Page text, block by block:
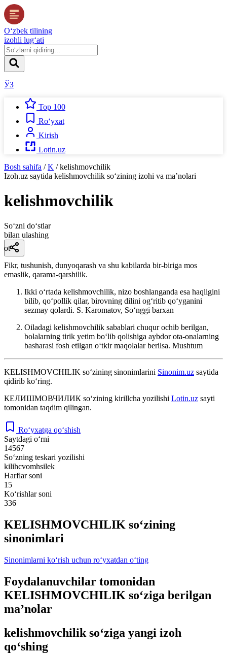
O‘zbek tilining
izohli lug‘ati
ЎЗ
Top 100
Ro‘yxat
Kirish
Lotin.uz
Bosh sahifa / K / kelishmovchilik
Izoh.uz saytida kelishmovchilik so‘zining izohi va ma’nolari
kelishmovchilik
So‘zni do‘stlar
bilan ulashing
ot
Fikr, tushunish, dunyoqarash va shu kabilarda bir-biriga mos
emaslik, qarama-qarshilik.
Ikki oʻrtada kelishmovchilik, nizo boshlanganda esa haqligini
bilib, qoʻpollik qilar, birovning dilini ogʻritib qoʻyganini
sezmay qolardi. S. Karomatov, Soʻnggi barxan
Oiladagi kelishmovchilik sabablari chuqur ochib berilgan,
bolalarning tirik yetim boʻlib qolishiga aybdor ota-onalarning
basharasi fosh etilgan oʻtkir maqolalar berilsa. Mushtum
KELISHMOVCHILIK so‘zining sinonimlarini Sinonim.uz saytida
qidirib ko‘ring.
КЕЛИШМОВЧИЛИК so‘zining kirillcha yozilishi Lotin.uz sayti
tomonidan taqdim qilingan.
Ro‘yxatga qo‘shish
Saytdagi o‘rni
14567
So‘zning teskari yozilishi
kilihcvomhsilek
Harflar soni
15
Ko‘rishlar soni
336
KELISHMOVCHILIK so‘zining
sinonimlari
Sinonimlarni ko‘rish uchun ro‘yxatdan o‘ting
Foydalanuvchilar tomonidan
KELISHMOVCHILIK so‘ziga berilgan
ma’nolar
kelishmovchilik so‘ziga yangi izoh
qo‘shing